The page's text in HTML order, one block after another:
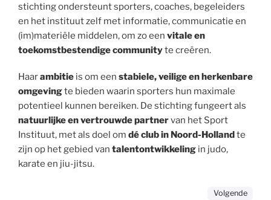
stichting ondersteunt sporters, coaches, begeleiders
en het instituut zelf met informatie, communicatie en
(im)materiële middelen, om zo een vitale en
toekomstbestendige communityte creëren.
Haarambitie is om een stabiele, veilige en herkenbare
omgevingte bieden waarin sporters hun maximale
potentieel kunnen bereiken. De stichting fungeert als
natuurlijke en vertrouwde partnervan het Sport
Instituut, met als doel om dé club in Noord-Holland te
zijn op het gebied van talentontwikkeling in judo,
karate en jiu-jitsu.
Volgende